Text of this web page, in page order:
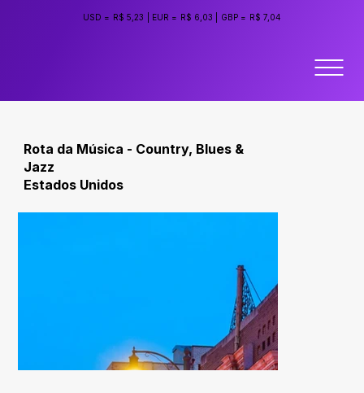
USD = R$ 5,23 EUR = R$ 6,03 GBP = R$ 7,04
Rota da Música - Country, Blues &
Jazz
Estados Unidos